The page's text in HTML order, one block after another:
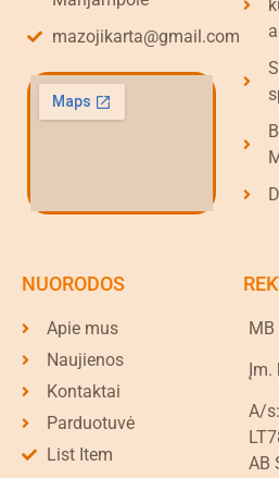
mazojikarta@gmail.com
NUORODOS
Apie mus
Naujienos
Kontaktai
Parduotuvė
List Item
MB
Įm.
A/s:
AB